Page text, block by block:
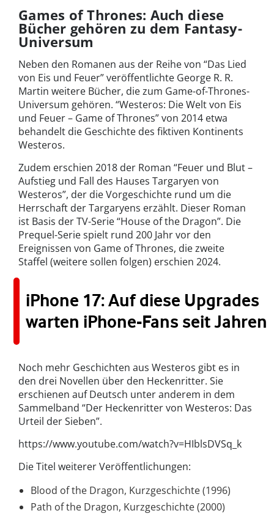
Games of Thrones: Auch diese
Bücher gehören zu dem Fantasy-
Universum
Neben den Romanen aus der Reihe von “Das Lied
von Eis und Feuer” veröffentlichte George R. R.
Martin weitere Bücher, die zum Game-of-Thrones-
Universum gehören. “Westeros: Die Welt von Eis
und Feuer – Game of Thrones” von 2014 etwa
behandelt die Geschichte des fiktiven Kontinents
Westeros.
Zudem erschien 2018 der Roman “Feuer und Blut –
Aufstieg und Fall des Hauses Targaryen von
Westeros”, der die Vorgeschichte rund um die
Herrschaft der Targaryens erzählt. Dieser Roman
ist Basis der TV-Serie “House of the Dragon”. Die
Prequel-Serie spielt rund 200 Jahr vor den
Ereignissen von Game of Thrones, die zweite
Staffel (weitere sollen folgen) erschien 2024.
iPhone 17: Auf diese Upgrades
warten iPhone-Fans seit Jahren
Noch mehr Geschichten aus Westeros gibt es in
den drei Novellen über den Heckenritter. Sie
erschienen auf Deutsch unter anderem in dem
Sammelband “Der Heckenritter von Westeros: Das
Urteil der Sieben”.
https://www.youtube.com/watch?v=HIblsDVSq_k
Die Titel weiterer Veröffentlichungen:
Blood of the Dragon, Kurzgeschichte (1996)
Path of the Dragon, Kurzgeschichte (2000)